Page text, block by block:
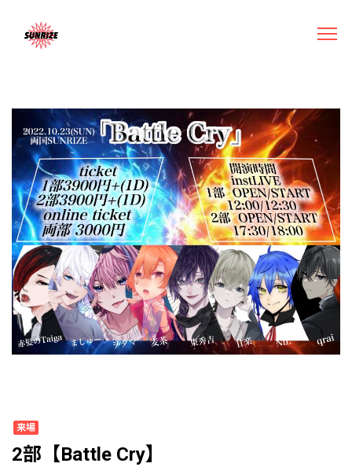
来場
2部【Battle Cry】